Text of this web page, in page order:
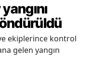
ekiplerince kontrol
gelen yangın